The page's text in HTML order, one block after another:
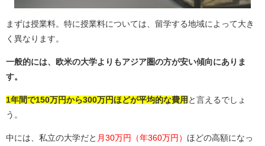
まずは授業料。特に授業料については、留学する地域によって大き
く異なります。
一般的には、欧米の大学よりもアジア圏の方が安い傾向にありま
す。
1年間で150万円から300万円ほどが平均的な費用 と言えるでしょ
う。
中には、私立の大学だと 月30万円（年360万円） ほどの高額になっ